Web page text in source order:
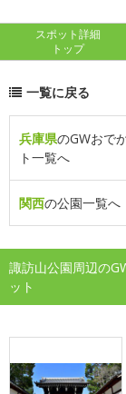
スポット詳細
トップ
一覧に戻る
兵庫県のGWおで
ト一覧へ
関西の公園一覧へ
諏訪山公園周辺の
ット